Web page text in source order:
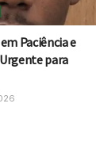
Paciência e
para